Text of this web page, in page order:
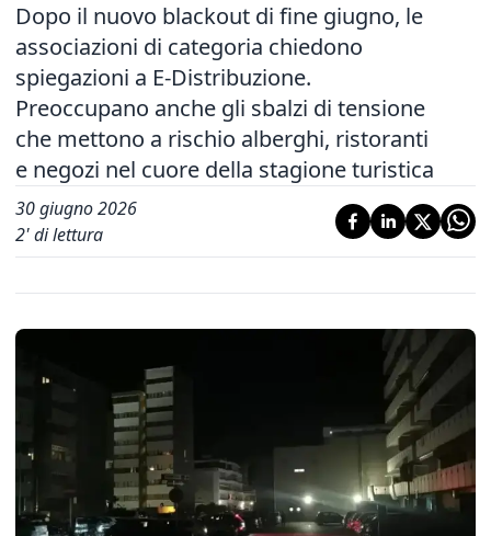
Dopo il nuovo blackout di fine giugno, le
associazioni di categoria chiedono
spiegazioni a E-Distribuzione.
Preoccupano anche gli sbalzi di tensione
che mettono a rischio alberghi, ristoranti
e negozi nel cuore della stagione turistica
30 giugno 2026
2' di lettura